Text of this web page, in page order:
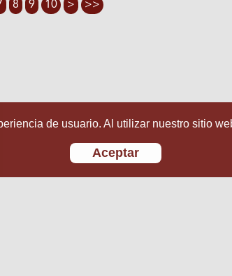
8 9 10 > >>
de usuario. Al utilizar nuestro sitio
Aceptar